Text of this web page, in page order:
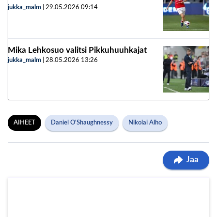
jukka_malm 29.05.2026 09:14
Mika Lehkosuo valitsi Pikkuhuuhkajat
jukka_malm 28.05.2026 13:26
AIHEET Daniel O'Shaughnessy Nikolai Alho
Jaa